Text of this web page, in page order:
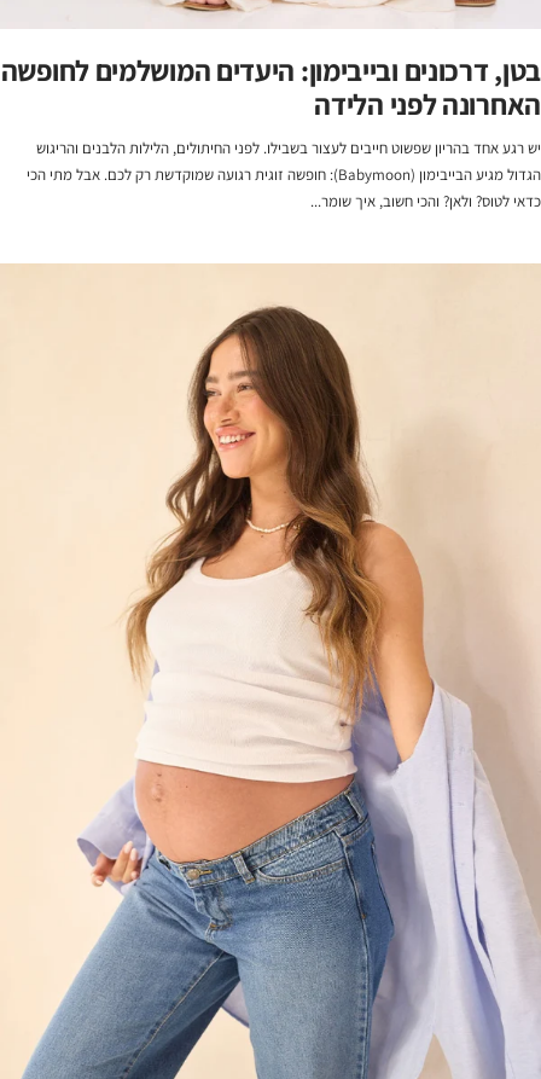
בטן, דרכונים ובייבימון: היעדים המושלמים לחופשה
האחרונה לפני הלידה
יש רגע אחד בהריון שפשוט חייבים לעצור בשבילו. לפני החיתולים, הלילות הלבנים והריגוש
הגדול מגיע הבייבימון (Babymoon): חופשה זוגית רגועה שמוקדשת רק לכם. אבל מתי הכי
כדאי לטוס? ולאן? והכי חשוב, איך שומר...